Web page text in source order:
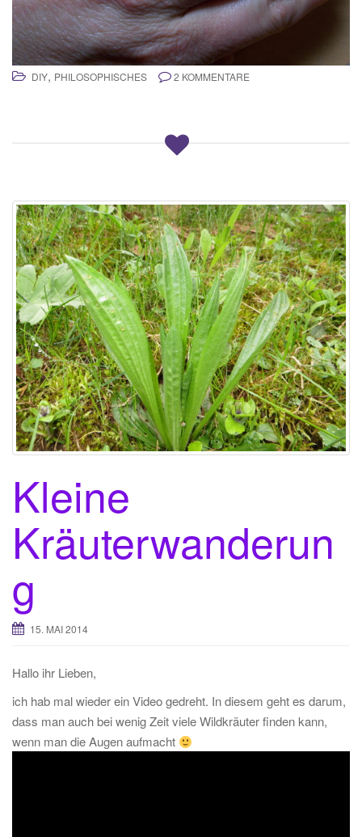
DIY, PHILOSOPHISCHES 2 KOMMENTARE
Kleine
Kräuterwanderun
g
15. MAI 2014
Hallo ihr Lieben,
ich hab mal wieder ein Video gedreht. In diesem geht es darum,
dass man auch bei wenig Zeit viele Wildkräuter finden kann,
wenn man die Augen aufmacht